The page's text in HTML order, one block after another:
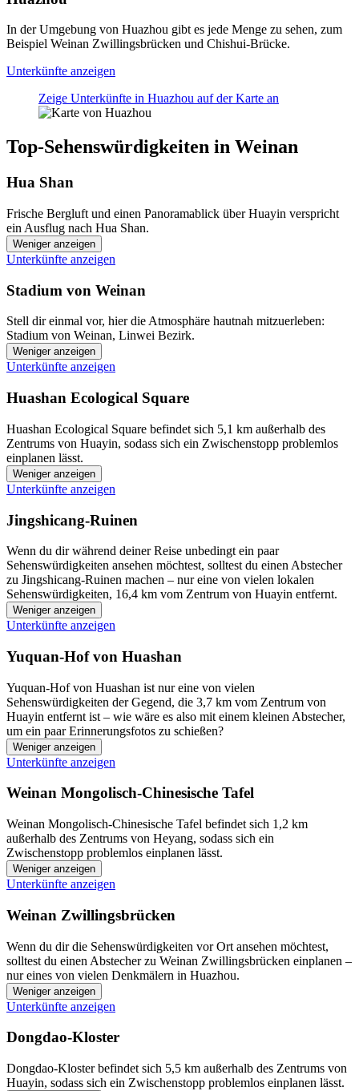
In der Umgebung von Huazhou gibt es jede Menge zu sehen, zum
Beispiel Weinan Zwillingsbrücken und Chishui-Brücke.
Unterkünfte anzeigen
Zeige Unterkünfte in Huazhou auf der Karte an
Top-Sehenswürdigkeiten in Weinan
Hua Shan
Frische Bergluft und einen Panoramablick über Huayin verspricht
ein Ausflug nach Hua Shan.
Weniger anzeigen
Unterkünfte anzeigen
Stadium von Weinan
Stell dir einmal vor, hier die Atmosphäre hautnah mitzuerleben:
Stadium von Weinan, Linwei Bezirk.
Weniger anzeigen
Unterkünfte anzeigen
Huashan Ecological Square
Huashan Ecological Square befindet sich 5,1 km außerhalb des
Zentrums von Huayin, sodass sich ein Zwischenstopp problemlos
einplanen lässt.
Weniger anzeigen
Unterkünfte anzeigen
Jingshicang-Ruinen
Wenn du dir während deiner Reise unbedingt ein paar
Sehenswürdigkeiten ansehen möchtest, solltest du einen Abstecher
zu Jingshicang-Ruinen machen – nur eine von vielen lokalen
Sehenswürdigkeiten, 16,4 km vom Zentrum von Huayin entfernt.
Weniger anzeigen
Unterkünfte anzeigen
Yuquan-Hof von Huashan
Yuquan-Hof von Huashan ist nur eine von vielen
Sehenswürdigkeiten der Gegend, die 3,7 km vom Zentrum von
Huayin entfernt ist – wie wäre es also mit einem kleinen Abstecher,
um ein paar Erinnerungsfotos zu schießen?
Weniger anzeigen
Unterkünfte anzeigen
Weinan Mongolisch-Chinesische Tafel
Weinan Mongolisch-Chinesische Tafel befindet sich 1,2 km
außerhalb des Zentrums von Heyang, sodass sich ein
Zwischenstopp problemlos einplanen lässt.
Weniger anzeigen
Unterkünfte anzeigen
Weinan Zwillingsbrücken
Wenn du dir die Sehenswürdigkeiten vor Ort ansehen möchtest,
solltest du einen Abstecher zu Weinan Zwillingsbrücken einplanen –
nur eines von vielen Denkmälern in Huazhou.
Weniger anzeigen
Unterkünfte anzeigen
Dongdao-Kloster
Dongdao-Kloster befindet sich 5,5 km außerhalb des Zentrums von
Huayin, sodass sich ein Zwischenstopp problemlos einplanen lässt.